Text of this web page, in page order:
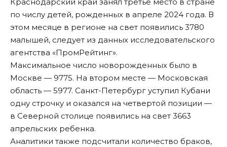
по числу детей, рожденных в апреле 2024 года. В
этом месяце в регионе на свет появились 3780
малышей, следует из данных исследовательского
агентства «ПромРейтинг».
Максимальное число новорожденных было в
Москве — 9775. На втором месте — Московская
область — 5977. Санкт-Петербург уступил Кубани
одну строчку и оказался на четвертой позиции —
в Северной столице появились на свет 3663
апрельских ребенка.
Аналитики также подсчитали количество браков,